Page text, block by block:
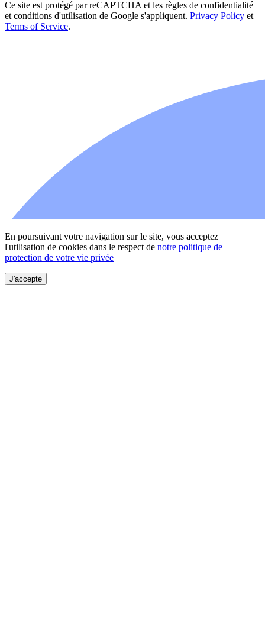
Ce site est protégé par reCAPTCHA et les règles de confidentialité
et conditions d'utilisation de Google s'appliquent. Privacy Policy et
Terms of Service.
En poursuivant votre navigation sur le site, vous acceptez
l'utilisation de cookies dans le respect de notre politique de
protection de votre vie privée
J'accepte